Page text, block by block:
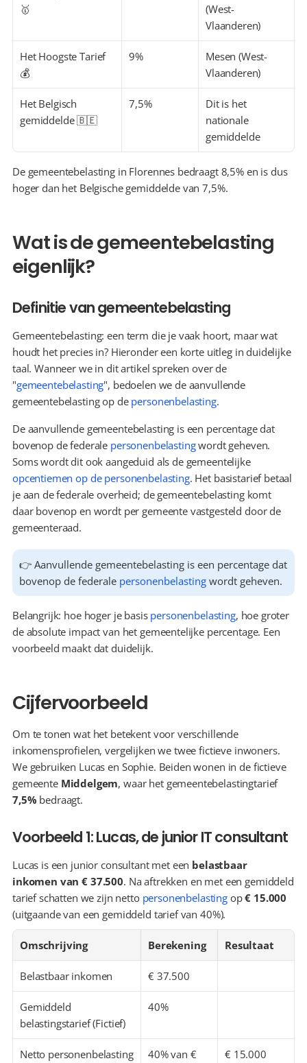
🥇
(West-
Vlaanderen)
Het Hoogste Tarief
💰
9%
Mesen (West-
Vlaanderen)
Het Belgisch
gemiddelde 🇧🇪
7,5%
Dit is het
nationale
gemiddelde
De gemeentebelasting in Florennes bedraagt 8,5% en is dus
hoger dan het Belgische gemiddelde van 7,5%.
Wat is de gemeentebelasting
eigenlijk?
Definitie van gemeentebelasting
Gemeentebelasting: een term die je vaak hoort, maar wat
houdt het precies in? Hieronder een korte uitleg in duidelijke
taal. Wanneer we in dit artikel spreken over de
"gemeentebelasting", bedoelen we de aanvullende
gemeentebelasting op de personenbelasting.
De aanvullende gemeentebelasting is een percentage dat
bovenop de federale personenbelasting wordt geheven.
Soms wordt dit ook aangeduid als de gemeentelijke
opcentiemen op de personenbelasting. Het basistarief betaal
je aan de federale overheid; de gemeentebelasting komt
daar bovenop en wordt per gemeente vastgesteld door de
gemeenteraad.
👉 Aanvullende gemeentebelasting is een percentage dat
bovenop de federale personenbelasting wordt geheven.
Belangrijk: hoe hoger je basis personenbelasting, hoe groter
de absolute impact van het gemeentelijke percentage. Een
voorbeeld maakt dat duidelijk.
Cijfervoorbeeld
Om te tonen wat het betekent voor verschillende
inkomensprofielen, vergelijken we twee fictieve inwoners.
We gebruiken Lucas en Sophie. Beiden wonen in de fictieve
gemeente Middelgem
, waar het gemeentebelastingtarief
7,5% bedraagt.
Voorbeeld 1: Lucas, de junior IT consultant
Lucas is een junior consultant met een belastbaar
inkomen van € 37.500. Na aftrekken en met een gemiddeld
tarief schatten we zijn netto personenbelasting op € 15.000
(uitgaande van een gemiddeld tarief van 40%).
Omschrijving Berekening Resultaat
Belastbaar inkomen € 37.500
Gemiddeld
belastingstarief (Fictief)
40%
Netto personenbelasting 40% van € € 15.000